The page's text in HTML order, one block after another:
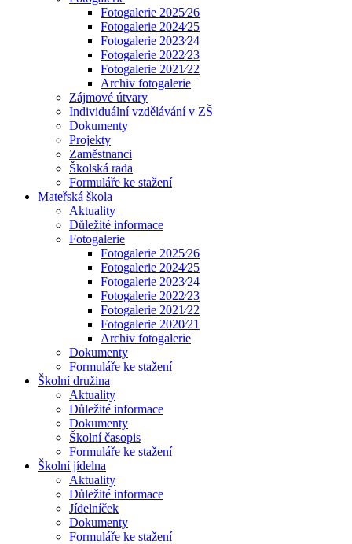
Fotogalerie 2025⁄26
Fotogalerie 2024⁄25
Fotogalerie 2023⁄24
Fotogalerie 2022⁄23
Fotogalerie 2021⁄22
Archiv fotogalerie
Zájmové útvary
Individuální vzdělávání v ZŠ
Dokumenty
Projekty
Zaměstnanci
Školská rada
Formuláře ke stažení
Mateřská škola
Aktuality
Důležité informace
Fotogalerie
Fotogalerie 2025⁄26
Fotogalerie 2024⁄25
Fotogalerie 2023⁄24
Fotogalerie 2022⁄23
Fotogalerie 2021⁄22
Fotogalerie 2020⁄21
Archiv fotogalerie
Dokumenty
Formuláře ke stažení
Školní družina
Aktuality
Důležité informace
Dokumenty
Školní časopis
Formuláře ke stažení
Školní jídelna
Aktuality
Důležité informace
Jídelníček
Dokumenty
Formuláře ke stažení